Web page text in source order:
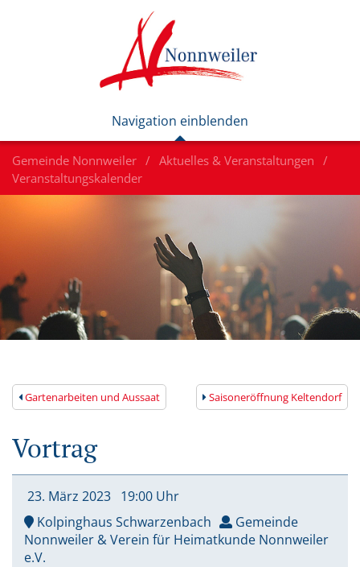
Gemeinde Nonnweiler
Aktuelles & Veranstaltungen
Veranstaltungskalender
Gartenarbeiten und Aussaat Saisoneröffnung Keltendorf
Vortrag
23. März 2023 19:00 Uhr
Kolpinghaus Schwarzenbach
Gemeinde
Nonnweiler & Verein für Heimatkunde Nonnweiler
e.V.